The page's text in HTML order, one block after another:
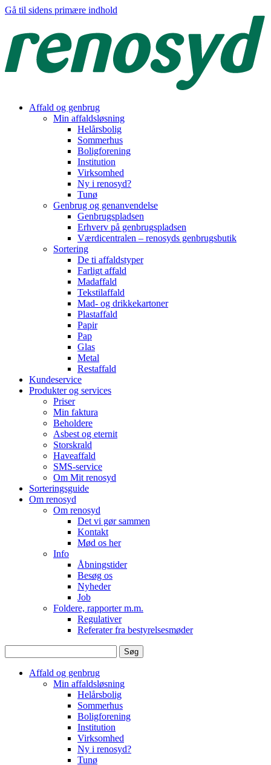
Gå til sidens primære indhold
Affald og genbrug
Min affaldsløsning
Helårsbolig
Sommerhus
Boligforening
Institution
Virksomhed
Ny i renosyd?
Tunø
Genbrug og genanvendelse
Genbrugspladsen
Erhverv på genbrugspladsen
Værdicentralen – renosyds genbrugsbutik
Sortering
De ti affaldstyper
Farligt affald
Madaffald
Tekstilaffald
Mad- og drikkekartoner
Plastaffald
Papir
Pap
Glas
Metal
Restaffald
Kundeservice
Produkter og services
Priser
Min faktura
Beholdere
Asbest og eternit
Storskrald
Haveaffald
SMS-service
Om Mit renosyd
Sorteringsguide
Om renosyd
Om renosyd
Det vi gør sammen
Kontakt
Mød os her
Info
Åbningstider
Besøg os
Nyheder
Job
Foldere, rapporter m.m.
Regulativer
Referater fra bestyrelsesmøder
efter:
Affald og genbrug
Min affaldsløsning
Helårsbolig
Sommerhus
Boligforening
Institution
Virksomhed
Ny i renosyd?
Tunø